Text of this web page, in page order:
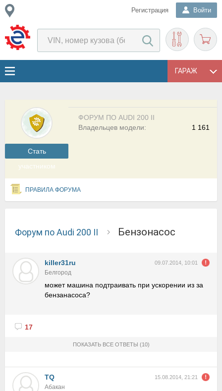
Регистрация Войти
ГАРАЖ
Cтать
участником
ФОРУМ ПО AUDI 200 II
1 161
Владельцев модели:
ПРАВИЛА ФОРУМА
Форум по Audi 200 II бензонасос
killer31ru 09.07.2014, 10:01
Белгород
может машина подтраивать при ускорении из за
бензанасоса?
17
ПОКАЗАТЬ ВСЕ ОТВЕТЫ (10)
TQ 15.08.2014, 21:21
Абакан